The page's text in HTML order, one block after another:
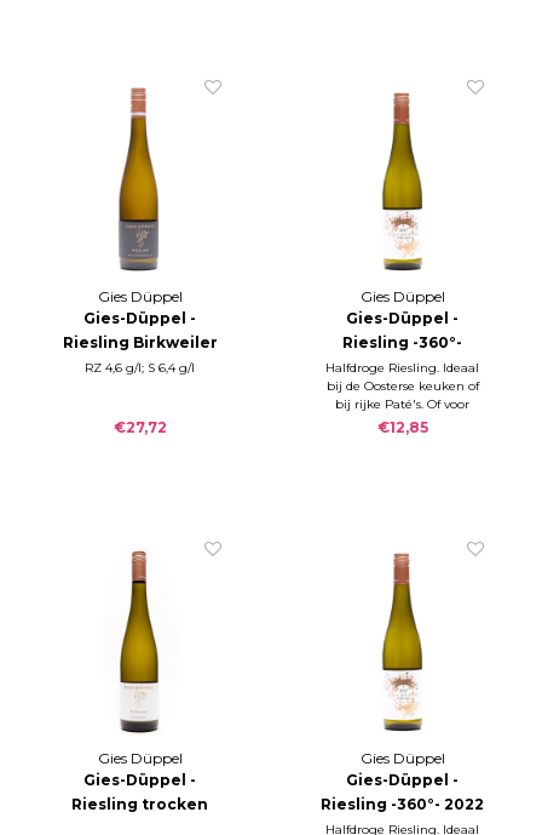
Gies Düppel
Gies-Düppel -
Riesling Birkweiler
Kastanienbusch
RZ 4,6 g/l; S 6,4 g/l
€27,72
Gies Düppel
Gies-Düppel -
Riesling -360°-
2024
Halfdroge Riesling. Ideaal
bij de Oosterse keuken of
bij rijke Paté's. Of voor
iedereen die niet van
beendroge Riesling houdt,
€12,85
Gies Düppel
Gies-Düppel -
Riesling trocken
Gies Düppel
Gies-Düppel -
Riesling -360°- 2022
Halfdroge Riesling. Ideaal